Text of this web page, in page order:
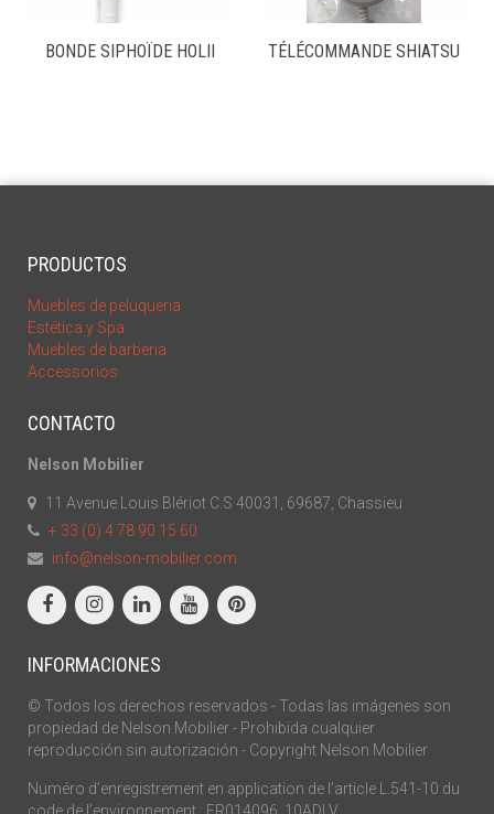
BONDE SIPHOÏDE HOLII TÉLÉCOMMANDE SHIATSU
PRODUCTOS
Muebles de peluqueria
Estética y Spa
Muebles de barberia
Accessorios
CONTACTO
Nelson Mobilier
11 Avenue Louis Blériot C.S 40031, 69687, Chassieu
+ 33 (0) 4 78 90 15 60
info@nelson-mobilier.com
INFORMACIONES
© Todos los derechos reservados - Todas las imágenes son
propiedad de Nelson Mobilier - Prohibida cualquier
reproducción sin autorización - Copyright Nelson Mobilier
Numéro d’enregistrement en application de l’article L.541-10 du
code de l’environnement : FR014096_10ADLV